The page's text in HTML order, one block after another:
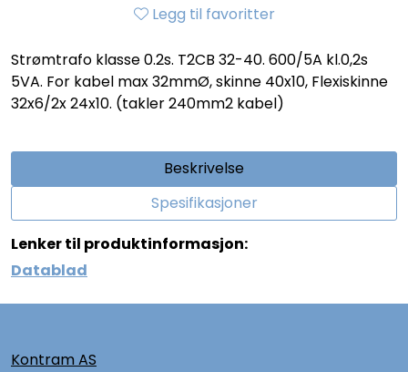
Legg til favoritter
Strømtrafo klasse 0.2s. T2CB 32-40. 600/5A kl.0,2s
5VA. For kabel max 32mmØ, skinne 40x10, Flexiskinne
32x6/2x 24x10. (takler 240mm2 kabel)
Beskrivelse
Spesifikasjoner
Lenker til produktinformasjon:
Datablad
Kontram AS